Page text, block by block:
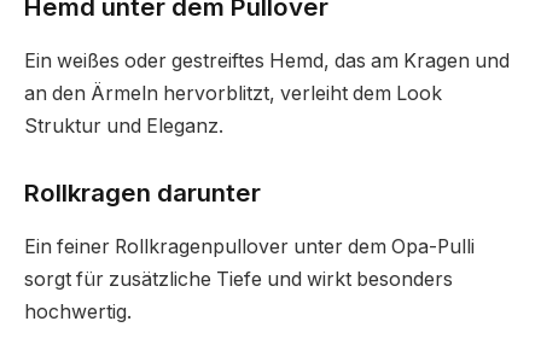
Hemd unter dem Pullover
Ein weißes oder gestreiftes Hemd, das am Kragen und
an den Ärmeln hervorblitzt, verleiht dem Look
Struktur und Eleganz.
Rollkragen darunter
Ein feiner Rollkragenpullover unter dem Opa-Pulli
sorgt für zusätzliche Tiefe und wirkt besonders
hochwertig.